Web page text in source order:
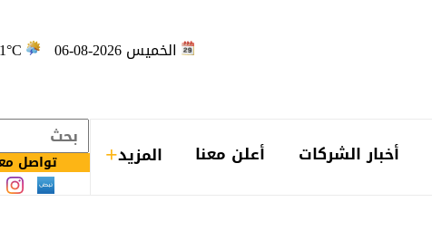
الخميس 2026-08-06
أخبار الشركات أعلن معنا المزيد تواصل